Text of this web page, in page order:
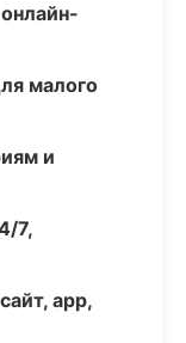
малого
и
7,
app,